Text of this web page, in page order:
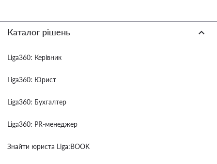
Каталог рішень
Liga360: Керівник
Liga360: Юрист
Liga360: Бухгалтер
Liga360: PR-менеджер
Знайти юриста Liga:BOOK